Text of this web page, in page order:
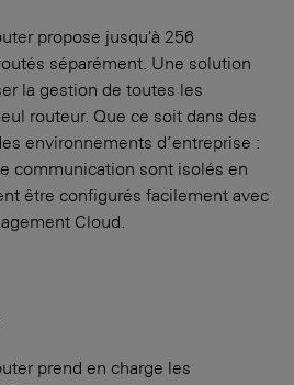
propose jusqu'à 256
séparément. Une solution
la gestion de toutes les
routeur. Que ce soit dans des
environnements d’entreprise :
communication sont isolés en
être configurés facilement avec
Cloud.
prend en charge les